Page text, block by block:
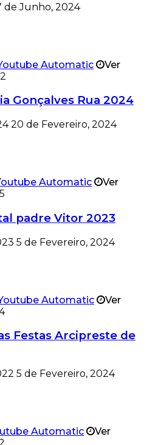
de Junho, 2024
Ver
Gonçalves Rua 2024
20 de Fevereiro, 2024
Ver
padre Vitor 2023
5 de Fevereiro, 2024
Ver
Festas Arcipreste de
5 de Fevereiro, 2024
Ver